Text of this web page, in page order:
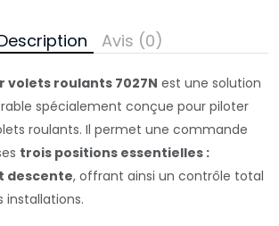
Avis (0)
roulants 7027N est une solution
spécialement conçue pour piloter
roulants. Il permet une commande
trois positions essentielles :
descente, offrant ainsi un contrôle total
installations.